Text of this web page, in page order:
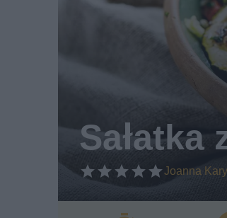
Sałatka
Joanna